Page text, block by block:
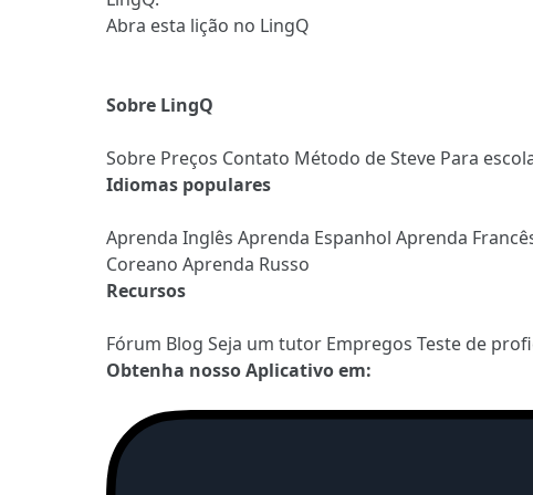
Abra esta lição no LingQ
Sobre LingQ
Sobre Preços Contato Método de Steve Para
Idiomas populares
Aprenda Inglês Aprenda Espanhol Aprenda
Coreano Aprenda Russo
Recursos
Fórum Blog Seja um tutor Empregos Teste de
Obtenha nosso Aplicativo em: